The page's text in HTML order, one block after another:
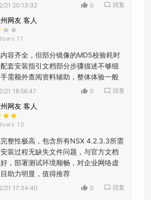
21 20:13:32 0 回复
网友 客人
11
容齐全，但部分镜像的MD5校验耗时
套安装指引文档部分步骤描述不够细
需额外查阅资料辅助，整体体验一般
21 18:56:47 0 回复
网友 客人
10
整性极高，包含所有NSX 4.2.3.3所需
装过程无缺失文件问题，与官方文档
，部署测试环境顺畅，对企业网络虚
助力明显，值得推荐
21 17:34:40 0 回复